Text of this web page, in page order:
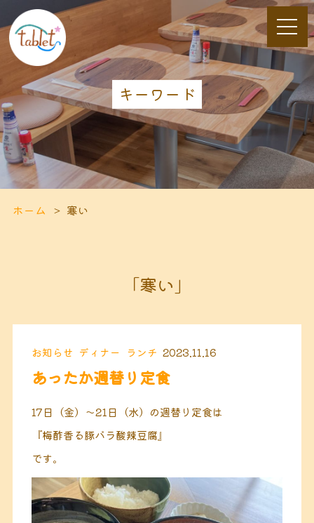
キーワード
ホーム 寒い
「寒い」
お知らせ ディナー ランチ 2023.11.16
あったか週替り定食
17日（金）〜21日（水） の週替り定食は
『梅酢香る豚バラ酸辣豆腐』
です。